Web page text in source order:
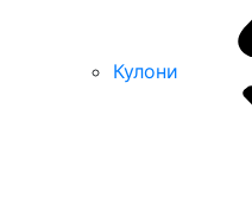
Кулони